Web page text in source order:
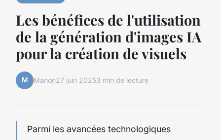
Les bénéfices de l'utilisation
de la génération d'images IA
pour la création de visuels
M Manon27 juin 20253 min de lecture
Parmi les avancées technologiques